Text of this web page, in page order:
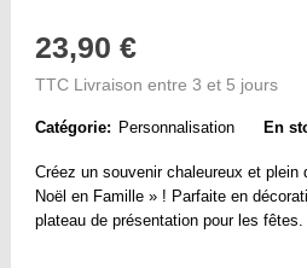
23,90 €
TTC Livraison entre 3 et 5 jours
Catégorie: Personnalisation En
Créez un souvenir chaleureux et
Noël en Famille » ! Parfaite en
plateau de présentation pour les fêtes.